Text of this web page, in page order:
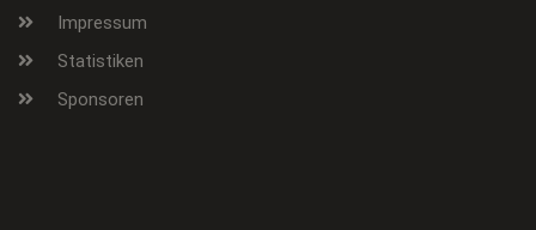
Impressum
Statistiken
Sponsoren